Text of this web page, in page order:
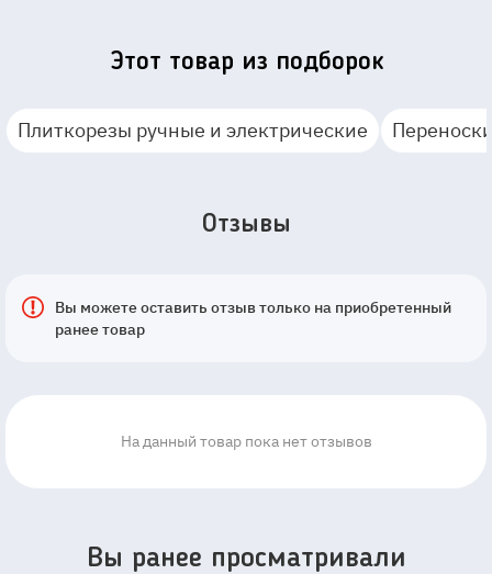
Этот товар из подборок
Плиткорезы ручные и электрические
Отзывы
Вы можете оставить отзыв только на приобретенный
ранее товар
На данный товар пока нет отзывов
Вы ранее просматривали